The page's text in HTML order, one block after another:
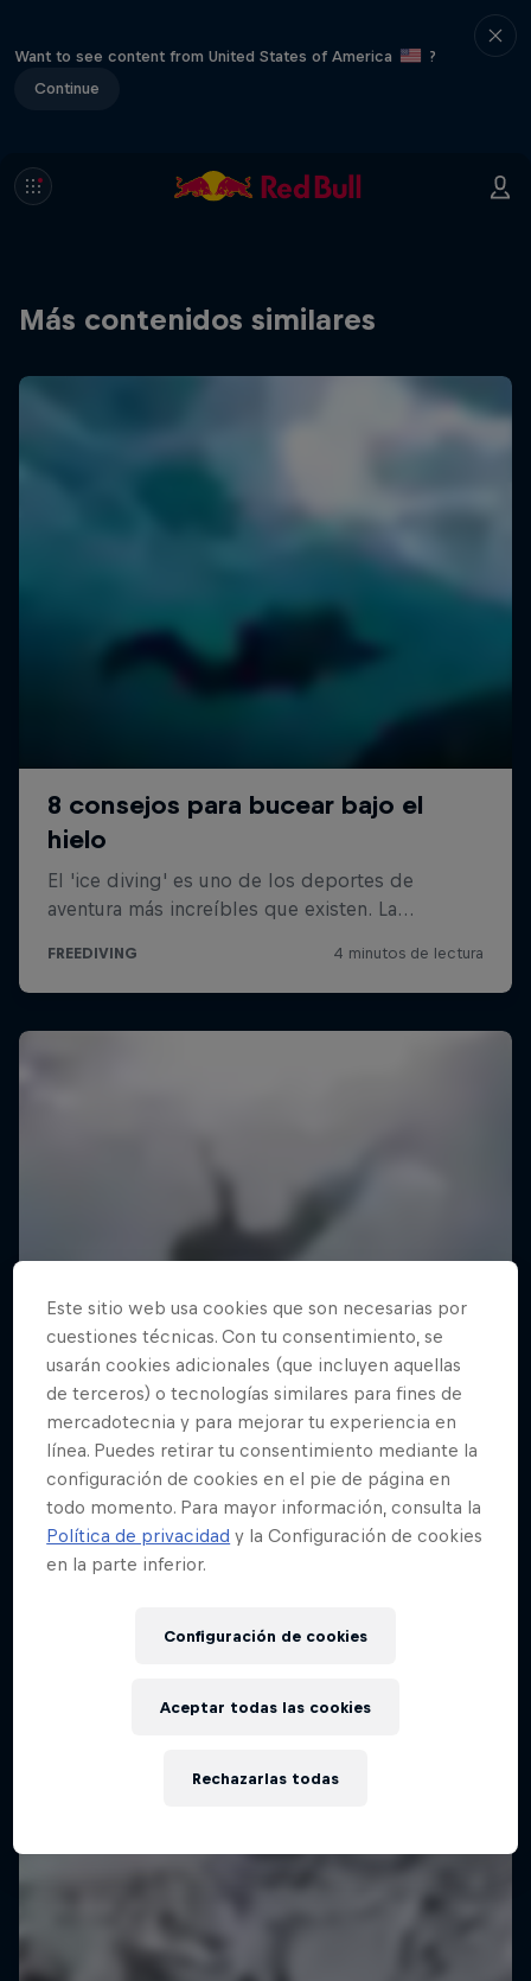
Want to see content from United States of America
?
Continue
Más contenidos similares
Este sitio web usa cookies que son necesarias por
cuestiones técnicas. Con tu consentimiento, se
usarán cookies adicionales (que incluyen aquellas
de terceros) o tecnologías similares para fines de
mercadotecnia y para mejorar tu experiencia en
línea. Puedes retirar tu consentimiento mediante la
configuración de cookies en el pie de página en
todo momento. Para mayor información, consulta la
Política de privacidad y la Configuración de cookies
en la parte inferior.
Configuración de cookies
Rechazarlas todas
Aceptar todas las cookies